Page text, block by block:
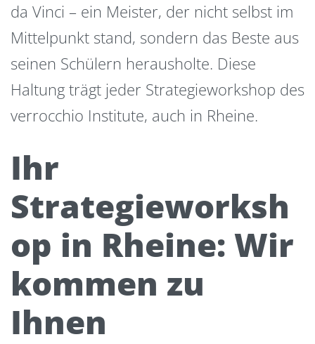
da Vinci – ein Meister, der nicht selbst im
Mittelpunkt stand, sondern das Beste aus
seinen Schülern herausholte. Diese
Haltung trägt jeder Strategieworkshop des
verrocchio Institute, auch in Rheine.
Ihr
Strategieworksh
op in Rheine: Wir
kommen zu
Ihnen